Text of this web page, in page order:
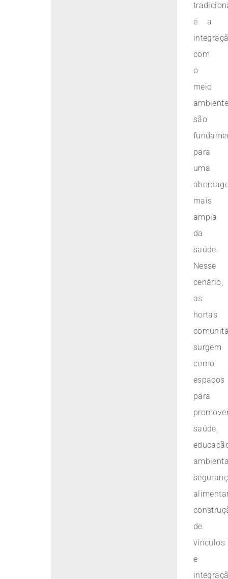
e a
com
o
meio
são
para
uma
mais
ampla
da
saúde.
Nesse
cenário,
as
hortas
surgem
como
espaços
para
saúde,
de
vínculos
e